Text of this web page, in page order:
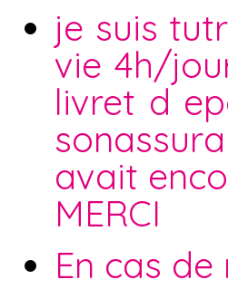
je suis
vie 4h/
livret d
avait
MERCI
En cas